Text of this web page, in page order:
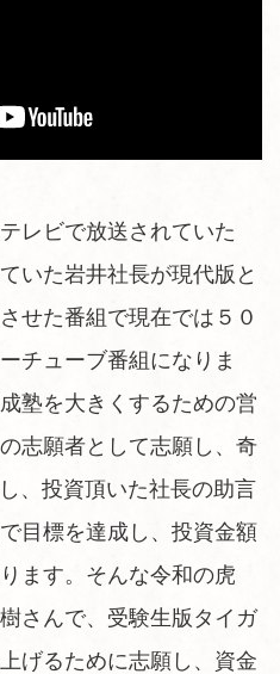
レビで放送されていた
いた岩井社長が現代版と
せた番組で現在では５０
チューブ番組になりま
塾を大きくするための営
志願者として志願し、奇
、投資頂いた社長の助言
目標を達成し、投資金額
ます。そんな令和の虎
さんで、受験生版タイガ
げるために志願し、資金